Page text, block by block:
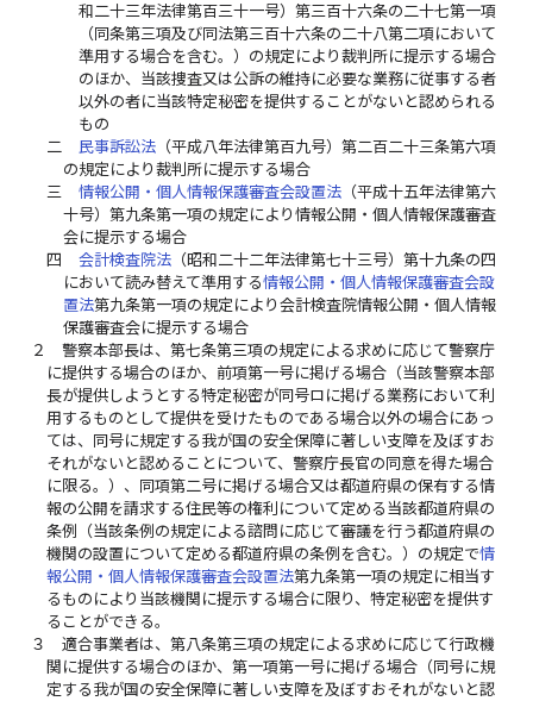
和二十三年法律第百三十一号）第三百十六条の二十七第一項
（同条第三項及び同法第三百十六条の二十八第二項において
準用する場合を含む。）の規定により裁判所に提示する場合
のほか、当該捜査又は公訴の維持に必要な業務に従事する者
以外の者に当該特定秘密を提供することがないと認められる
もの
二
民事訴訟法（平成八年法律第百九号）第二百二十三条第六項
の規定により裁判所に提示する場合
三
情報公開・個人情報保護審査会設置法（平成十五年法律第六
十号）第九条第一項の規定により情報公開・個人情報保護審査
会に提示する場合
四
会計検査院法（昭和二十二年法律第七十三号）第十九条の四
において読み替えて準用する情報公開・個人情報保護審査会設
置法第九条第一項の規定により会計検査院情報公開・個人情報
保護審査会に提示する場合
２
警察本部長は、第七条第三項の規定による求めに応じて警察庁
に提供する場合のほか、前項第一号に掲げる場合（当該警察本部
長が提供しようとする特定秘密が同号ロに掲げる業務において利
用するものとして提供を受けたものである場合以外の場合にあっ
ては、同号に規定する我が国の安全保障に著しい支障を及ぼすお
それがないと認めることについて、警察庁長官の同意を得た場合
に限る。）、同項第二号に掲げる場合又は都道府県の保有する情
報の公開を請求する住民等の権利について定める当該都道府県の
条例（当該条例の規定による諮問に応じて審議を行う都道府県の
機関の設置について定める都道府県の条例を含む。）の規定で情
報公開・個人情報保護審査会設置法第九条第一項の規定に相当す
るものにより当該機関に提示する場合に限り、特定秘密を提供す
ることができる。
３
適合事業者は、第八条第三項の規定による求めに応じて行政機
関に提供する場合のほか、第一項第一号に掲げる場合（同号に規
定する我が国の安全保障に著しい支障を及ぼすおそれがないと認